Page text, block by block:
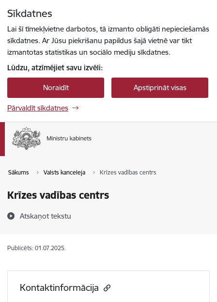
Sīkdatnes
Lai šī tīmekļvietne darbotos, tā izmanto obligāti nepieciešamās
sīkdatnes. Ar Jūsu piekrišanu papildus šajā vietnē var tikt
izmantotas statistikas un sociālo mediju sīkdatnes.
Lūdzu, atzīmējiet savu izvēli:
Noraidīt Apstiprināt visas
Pārvaldīt sīkdatnes
Sākums Valsts kanceleja Krīzes vadības centrs
Krīzes vadības centrs
Atskaņot tekstu
Publicēts: 01.07.2025.
Kontaktinformācija